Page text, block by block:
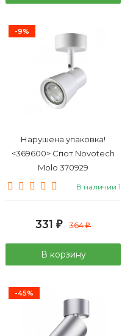
-9%
Нарушена упаковка!
<369600> Спот Novotech
Molo 370929
В наличии 1
331 ₽ 364₽
В корзину
-45%